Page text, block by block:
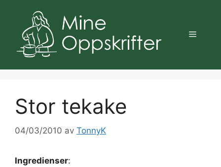
innhold
Meny
Stor tekake
04/03/2010 av TonnyK
Ingredienser: